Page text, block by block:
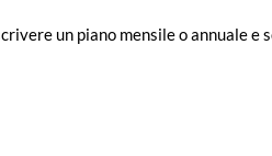
un piano mensile o annuale